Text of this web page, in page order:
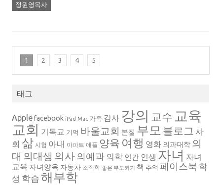
정원영목사
1 2 3 4 5
태그
Applefacebook iPad Mac 가족 감사 강의 교수 교육
교회 기독교 기억 바울교회 본질 부모 블로그 사
회 삶 시험 아내 아파트 애플 양육 여행 영화 의과대학 의
대 의대생 의사의예과 의학 인간 인생 자녀 자녀
교육 자녀양육 자동차 조직학 좋은 부모되기 책 추억 페이스북 학
생 학습 해부학